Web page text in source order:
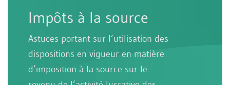
Impôts à la source
Astuces portant sur l’utilisation des
dispositions en vigueur en matière
d’imposition à la source sur le